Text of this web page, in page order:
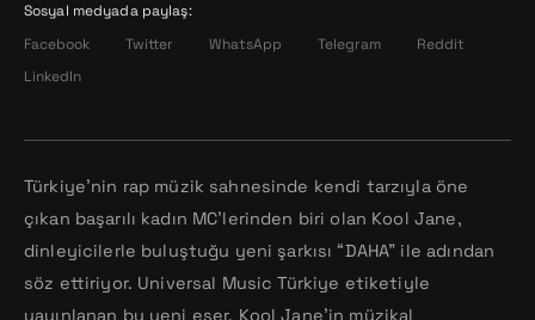
Sosyal medyada paylaş:
Facebook
Twitter WhatsApp Telegram
Reddit
LinkedIn
Türkiye’nin rap müzik sahnesinde kendi tarzıyla öne
çıkan başarılı kadın MC’lerinden biri olan Kool Jane,
dinleyicilerle buluştuğu yeni şarkısı “DAHA” ile adından
söz ettiriyor. Universal Music Türkiye etiketiyle
yayınlanan bu yeni eser, Kool Jane’in müzikal